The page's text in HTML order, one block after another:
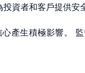
資者和客戶提供安
產生積極影響。